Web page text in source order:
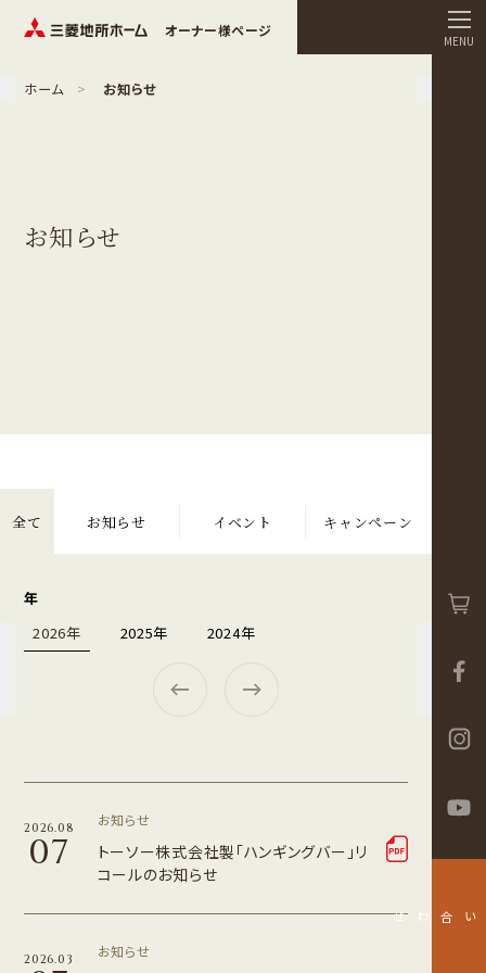
オーナー様ページ
MENU
お問い合わせ
ホーム お知らせ
お知らせ
全て お知らせ イベント キャンペーン
年
2026年
2025年 2024年
2026.08
07
お知らせ
トーソー株式会社製「ハンギングバー」リ
コールのお知らせ
2026.03
お知らせ